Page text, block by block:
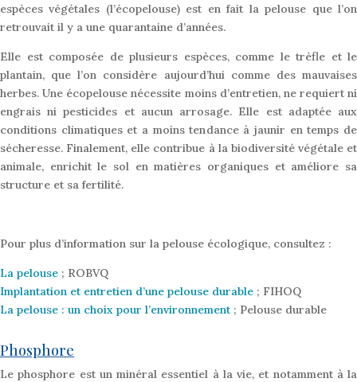
espèces végétales (l’écopelouse) est en fait la pelouse que l’on
retrouvait il y a une quarantaine d’années.
Elle est composée de plusieurs espèces, comme le trèfle et le
plantain, que l’on considère aujourd’hui comme des mauvaises
herbes. Une écopelouse nécessite moins d’entretien, ne requiert ni
engrais ni pesticides et aucun arrosage. Elle est adaptée aux
conditions climatiques et a moins tendance à jaunir en temps de
sécheresse. Finalement, elle contribue à la biodiversité végétale et
animale, enrichit le sol en matières organiques et améliore sa
structure et sa fertilité.
Pour plus d’information sur la pelouse écologique, consultez :
La pelouse ; ROBVQ
Implantation et entretien d’une pelouse durable ; FIHOQ
La pelouse : un choix pour l’environnement; Pelouse durable
Phosphore
Le phosphore est un minéral essentiel à la vie, et notamment à la